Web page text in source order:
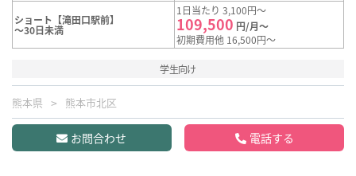
ショート【滝田口駅前】
～30日未満
1日当たり 3,100円～
109,500 円/月～
初期費用他 16,500円～
学生向け
熊本県 熊本市北区
お問合わせ 電話する